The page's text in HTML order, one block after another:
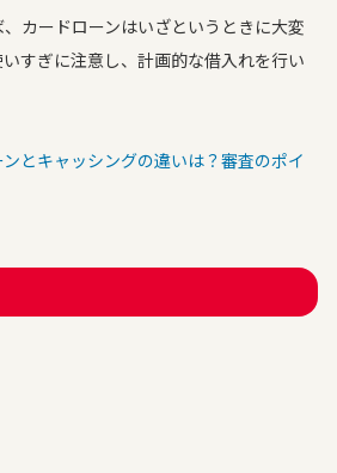
カードローンはいざというときに大変
すぎに注意し、計画的な借入れを行い
とキャッシングの違いは？審査のポイ